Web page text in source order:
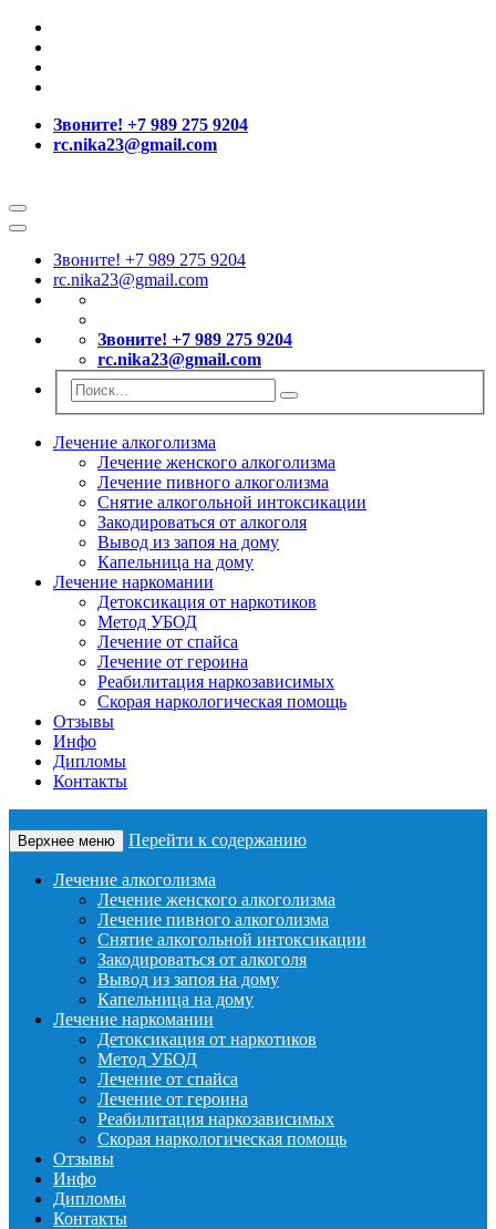
Звоните! +7 989 275 9204
rc.nika23@gmail.com
Звоните! +7 989 275 9204
rc.nika23@gmail.com
Звоните! +7 989 275 9204
rc.nika23@gmail.com
Лечение алкоголизма
Лечение женского алкоголизма
Лечение пивного алкоголизма
Снятие алкогольной интоксикации
Закодироваться от алкоголя
Вывод из запоя на дому
Капельница на дому
Лечение наркомании
Детоксикация от наркотиков
Метод УБОД
Лечение от спайса
Лечение от героина
Реабилитация наркозависимых
Скорая наркологическая помощь
Отзывы
Инфо
Дипломы
Контакты
Верхнее меню Перейти к содержанию
Лечение алкоголизма
Лечение женского алкоголизма
Лечение пивного алкоголизма
Снятие алкогольной интоксикации
Закодироваться от алкоголя
Вывод из запоя на дому
Капельница на дому
Лечение наркомании
Детоксикация от наркотиков
Метод УБОД
Лечение от спайса
Лечение от героина
Реабилитация наркозависимых
Скорая наркологическая помощь
Отзывы
Инфо
Дипломы
Контакты